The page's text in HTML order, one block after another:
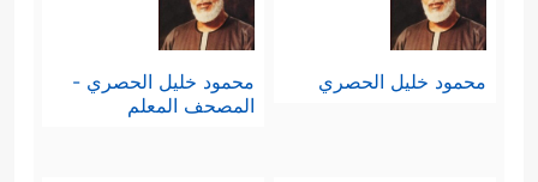
وجود قرار مدروس بالطلاق.
محمود خليل الحصري
محمود خليل الحصري -
المصحف المعلم